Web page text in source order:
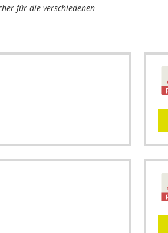
für die verschiedenen